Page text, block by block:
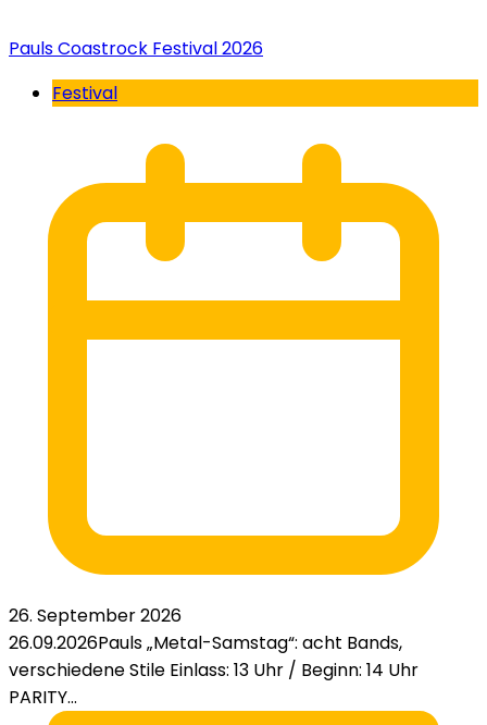
Pauls Coastrock Festival 2026
Festival
26. September 2026
26.09.2026Pauls „Metal-Samstag“: acht Bands,
verschiedene Stile Einlass: 13 Uhr / Beginn: 14 Uhr
PARITY...